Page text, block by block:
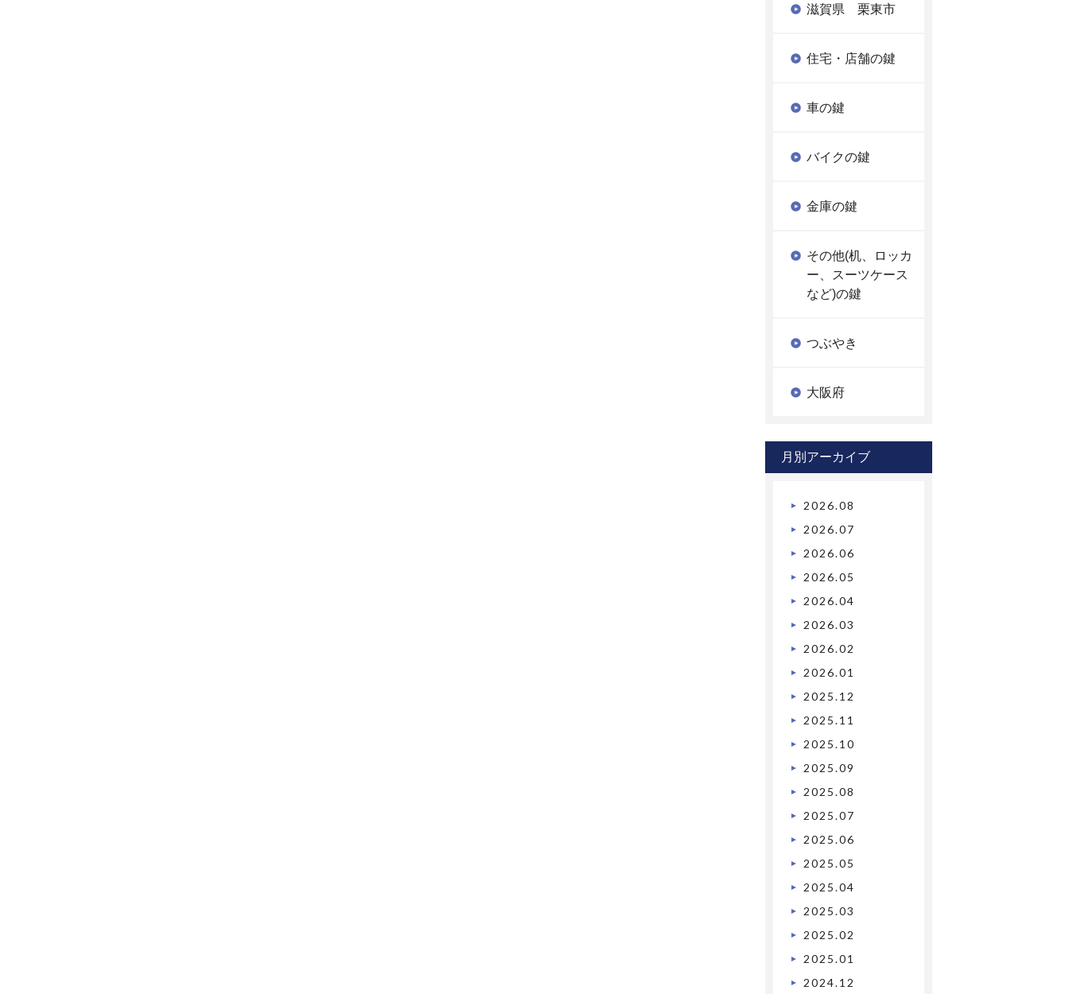
滋賀県 栗東市
住宅・店舗の鍵
車の鍵
バイクの鍵
金庫の鍵
その他(机、ロッカ
ー、スーツケース
など)の鍵
つぶやき
大阪府
月別アーカイブ
2026.08
2026.07
2026.06
2026.05
2026.04
2026.03
2026.02
2026.01
2025.12
2025.11
2025.10
2025.09
2025.08
2025.07
2025.06
2025.05
2025.04
2025.03
2025.02
2025.01
2024.12